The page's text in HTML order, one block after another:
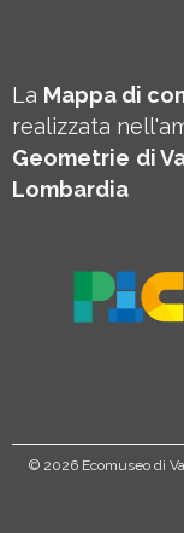
La Mappa di
realizzata
Geometrie di
Lombardia
© 2026 Ecomuseo di